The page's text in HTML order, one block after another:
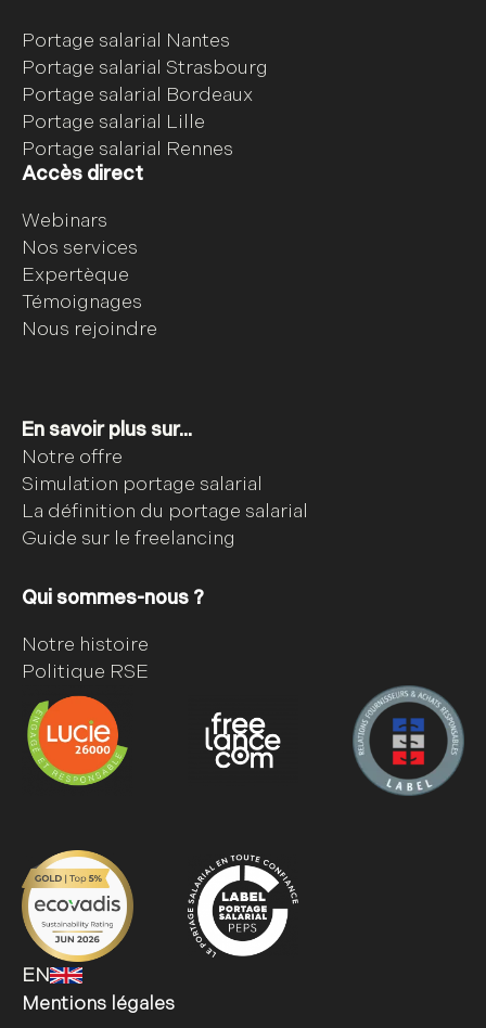
Portage salarial Nantes
Portage salarial Strasbourg
Portage salarial Bordeaux
Portage salarial Lille
Portage salarial Rennes
Accès direct
Webinars
Nos services
Expertèque
Témoignages
Nous rejoindre
En savoir plus sur...
Notre offre
Simulation portage salarial
La définition du portage salarial
Guide sur le freelancing
Qui sommes-nous ?
Notre histoire
Politique RSE
EN
Mentions légales